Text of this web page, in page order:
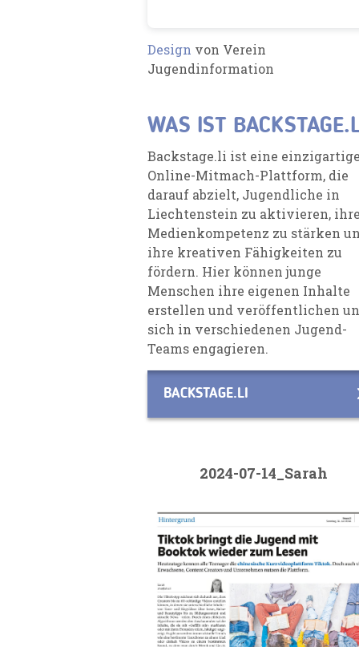
Design von Verein
Jugendinformation
WAS IST
Backstage.li ist eine
Online-Mitmach-Plattform, die
darauf abzielt, Jugendliche in
Liechtenstein zu aktivieren,
Medienkompetenz zu stärken
ihre kreativen Fähigkeiten zu
fördern. Hier können junge
Menschen ihre eigenen Inhalte
erstellen und veröffentlichen
sich in verschiedenen Jugend-
Teams engagieren.
BACKSTAGE.LI
2024-07-14_Sarah